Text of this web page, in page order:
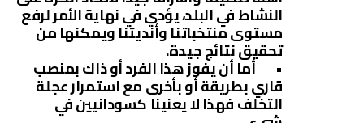
النشاط في البلد، يؤدي في نهاية الأمر لرفع
مستوى منتخباتنا وأنديتنا ويمكنها من
تحقيق نتائج جيدة.
• أما أن يفوز هذا الفرد أو ذاك بمنصب
قاري بطريقة أو بأخرى مع استمرار عجلة
التخلف فهذا لا يعنينا كسودانيين في